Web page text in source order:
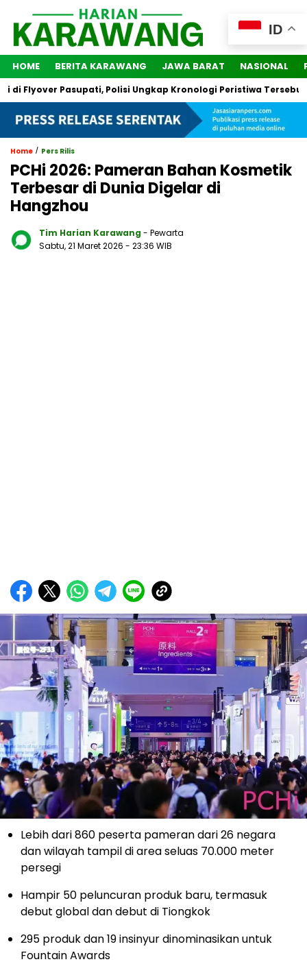
HOME BERITA KARAWANG JAWA BARAT NASIONAL
Pasupati, Polisi Ungkap Kronologi Peristiwa Tersebut
Home / Pers Rilis
PCHi 2026: Pameran Bahan Kosmetik
Terbesar di Dunia Digelar di
Hangzhou
Tim Harian Karawang - Pewarta
Sabtu, 21 Maret 2026 - 23:36 WIB
Lebih dari 860 peserta pameran dari 26 negara
dan wilayah tampil di area seluas 70.000 meter
persegi
Hampir 50 peluncuran produk baru, termasuk
debut global dan debut di Tiongkok
295 produk dan 19 insinyur dinominasikan untuk
Fountain Awards
ID